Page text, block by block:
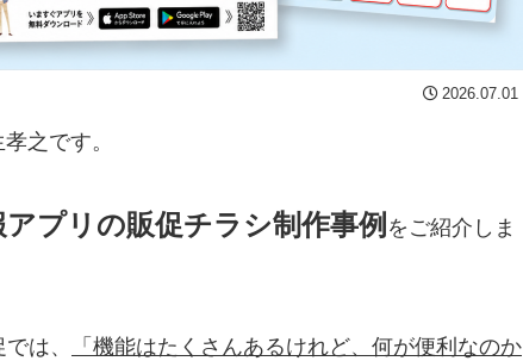
2026.07.01
之です。
プリの販促チラシ制作事例 をご紹介しま
は、
「機能はたくさんあるけれど、何が便利なのか